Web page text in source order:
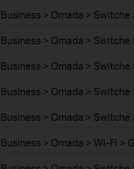
Business > Omada > Switche
Business > Omada > Switche
Business > Omada > Switche
Business > Omada > Switche
Business > Omada > Switche
Business > Omada > Wi-Fi >